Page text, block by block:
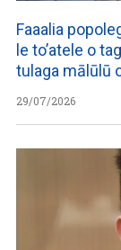
Faaalia
le to’atele o
tulaga mālūlū
29/07/2026